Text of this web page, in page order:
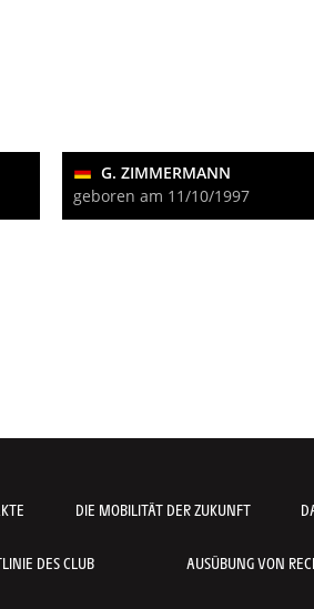
G. ZIMMERMANN
geboren am 11/10/1997
DIE MOBILITÄT DER ZUKUNFT
DES CLUB AUSÜBUNG VON